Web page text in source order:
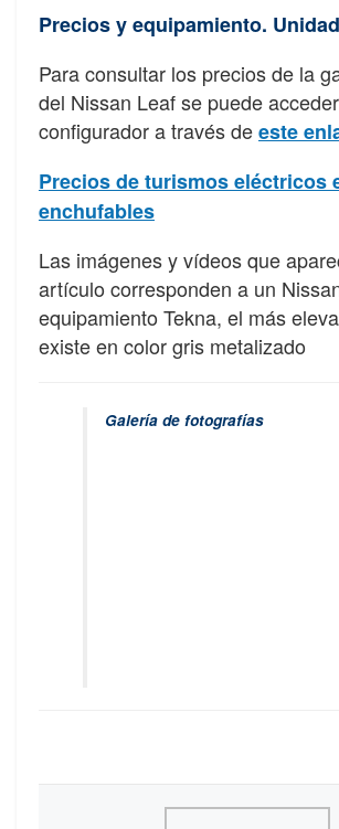
Precios y equipamiento.
Para consultar los precios de la
del Nissan Leaf se puede
configurador a través deeste
Precios de turismos eléctricos
enchufables
Las imágenes y vídeos que
artículo corresponden a un
equipamiento Tekna, el más
existe en color gris metalizado
Galería de fotografías